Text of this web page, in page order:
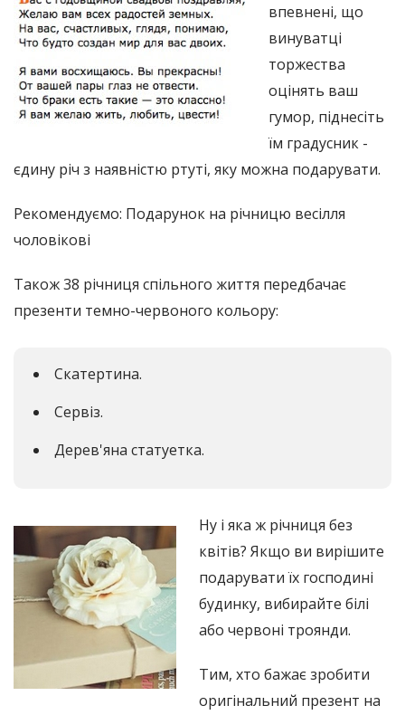
впевнені, що
винуватці
торжества
оцінять ваш
гумор, піднесіть
їм градусник -
єдину річ з наявністю ртуті, яку можна подарувати.
Рекомендуємо: Подарунок на річницю весілля
чоловікові
Також 38 річниця спільного життя передбачає
презенти темно-червоного кольору:
Скатертина.
Сервіз.
Дерев'яна статуетка.
Ну і яка ж річниця без
квітів? Якщо ви вирішите
подарувати їх господині
будинку, вибирайте білі
або червоні троянди.
Тим, хто бажає зробити
оригінальний презент на